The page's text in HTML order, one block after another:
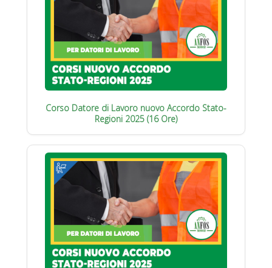
Corso Datore di Lavoro nuovo Accordo Stato-
Regioni 2025 (16 Ore)